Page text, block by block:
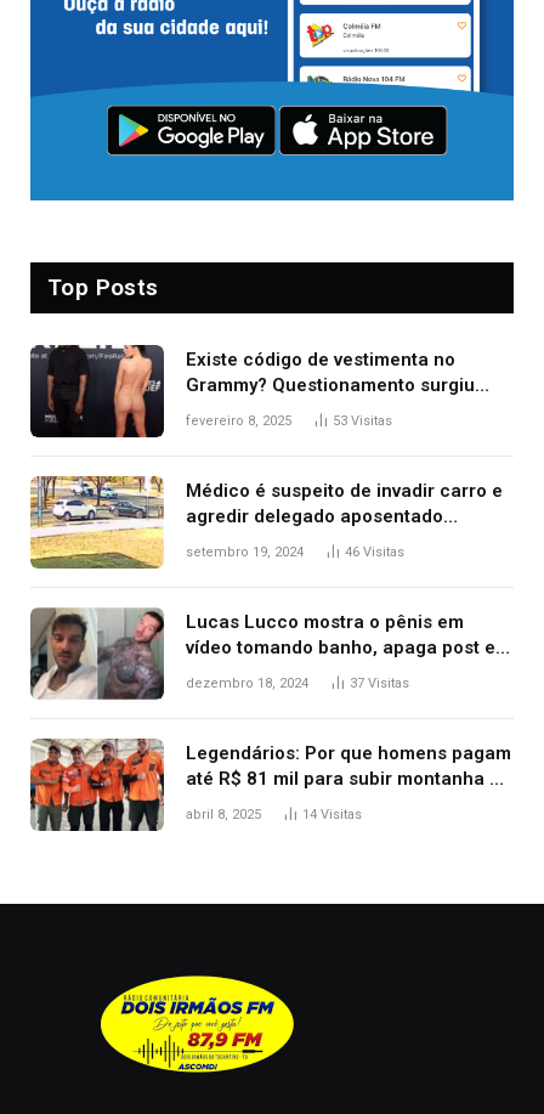
Top Posts
Existe código de vestimenta no
Grammy? Questionamento surgiu
após Bianca Censori, mulher de
fevereiro 8, 2025 53 Visitas
Médico é suspeito de invadir carro e
agredir delegado aposentado
durante confusão no trânsito
setembro 19, 2024 46 Visitas
Lucas Lucco mostra o pênis em
vídeo tomando banho, apaga post e
diz ‘foi mal’
dezembro 18, 2024 37 Visitas
Legendários: Por que homens pagam
até R$ 81 mil para subir montanha e
melhorar casamento?
abril 8, 2025 14 Visitas